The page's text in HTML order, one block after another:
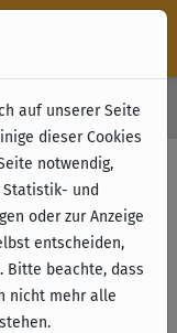
Deutschlands)
auf unserer Seite
dieser Cookies
notwendig,
und
oder zur Anzeige
entscheiden,
Bitte beachte, dass
nicht mehr alle